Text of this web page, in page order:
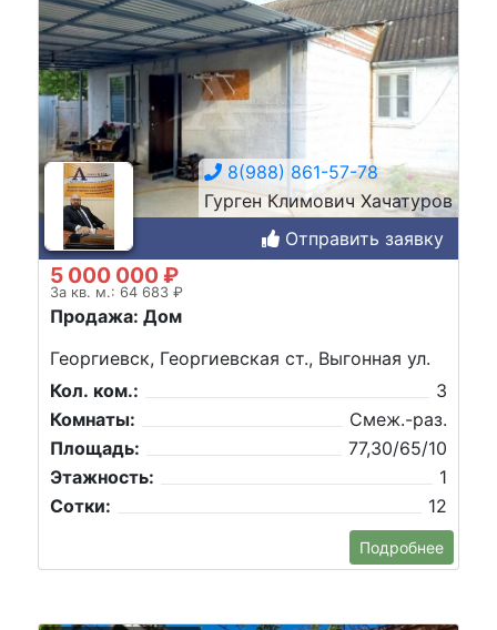
8(988) 861-57-78
Гурген Климович Хачатуров
Отправить заявку
5 000 000 ₽
За кв. м.: 64 683 ₽
Продажа: Дом
Георгиевск, Георгиевская ст., Выгонная ул.
Кол. ком.:
3
Комнаты:
Смеж.-раз.
Площадь:
77,30/65/10
Этажность:
1
Сотки:
12
Подробнее